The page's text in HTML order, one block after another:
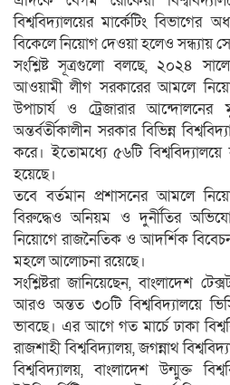
বিশ্ববিদ্যালয়ের মার্কেটিং
বিকেলে নিয়োগ দেওয়া হলেও সন্ধ্যায়
সংশ্লিষ্ট সূত্রগুলো বলছে, ২০২৪
আওয়ামী লীগ সরকারের আমলে
উপাচার্য ও ট্রেজারার
অন্তর্বর্তীকালীন সরকার বিভিন্ন
করে। ইতোমধ্যে ৫৬টি
হয়েছে।
তবে বর্তমান প্রশাসনের আমলে
বিরুদ্ধেও অনিয়ম ও দুর্নীতির
নিয়োগে রাজনৈতিক ও আদর্শিক
মহলে আলোচনা রয়েছে।
সংশ্লিষ্টরা জানিয়েছেন, বাংলাদেশ
আরও অন্তত ৩০টি বিশ্ববিদ্যালয়ে
ভাবছে। এর আগে গত মার্চে ঢাকা
রাজশাহী বিশ্ববিদ্যালয়, জগন্নাথ
বিশ্ববিদ্যালয়, বাংলাদেশ উন্মুক্ত